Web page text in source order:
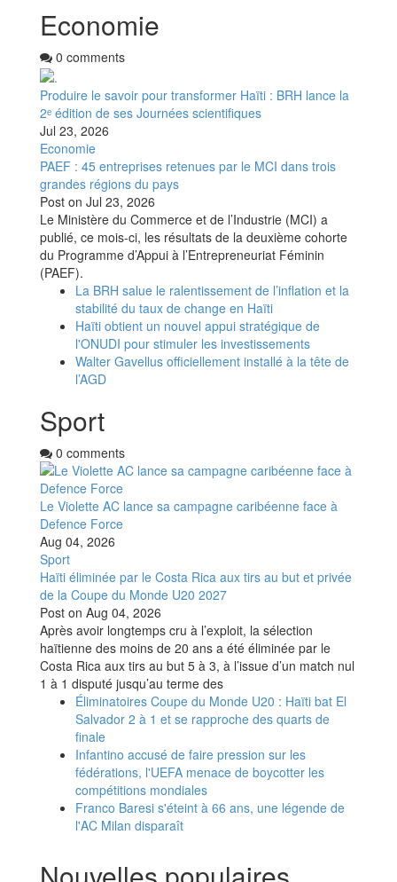
Economie
0 comments
Produire le savoir pour transformer Haïti : BRH lance la
2ᵉ édition de ses Journées scientifiques
Jul 23, 2026
Economie
PAEF : 45 entreprises retenues par le MCI dans trois
grandes régions du pays
Post on Jul 23, 2026
Le Ministère du Commerce et de l’Industrie (MCI) a
publié, ce mois-ci, les résultats de la deuxième cohorte
du Programme d’Appui à l’Entrepreneuriat Féminin
(PAEF).
La BRH salue le ralentissement de l’inflation et la
stabilité du taux de change en Haïti
Haïti obtient un nouvel appui stratégique de
l'ONUDI pour stimuler les investissements
Walter Gavellus officiellement installé à la tête de
l’AGD
Sport
0 comments
Le Violette AC lance sa campagne caribéenne face à
Defence Force
Aug 04, 2026
Sport
Haïti éliminée par le Costa Rica aux tirs au but et privée
de la Coupe du Monde U20 2027
Post on Aug 04, 2026
Après avoir longtemps cru à l’exploit, la sélection
haïtienne des moins de 20 ans a été éliminée par le
Costa Rica aux tirs au but 5 à 3, à l’issue d’un match nul
1 à 1 disputé jusqu’au terme des
Éliminatoires Coupe du Monde U20 : Haïti bat El
Salvador 2 à 1 et se rapproche des quarts de
finale
Infantino accusé de faire pression sur les
fédérations, l'UEFA menace de boycotter les
compétitions mondiales
Franco Baresi s'éteint à 66 ans, une légende de
l'AC Milan disparaît